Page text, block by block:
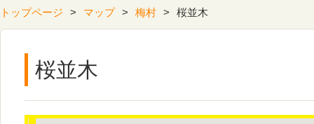
トップページ マップ 梅村 桜並木
桜並木